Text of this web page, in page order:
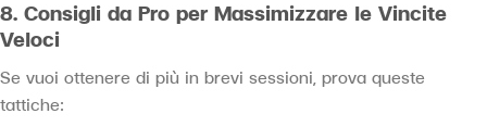
8. Consigli da Pro per Massimizzare le Vincite
Veloci
Se vuoi ottenere di più in brevi sessioni, prova queste
tattiche: